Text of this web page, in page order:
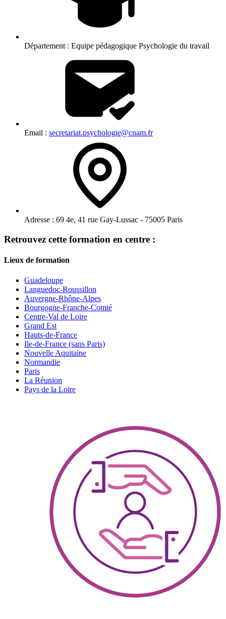
Département : Equipe pédagogique Psychologie du travail
Email : secretariat.psychologie@cnam.fr
Adresse : 69 4e, 41 rue Gay-Lussac - 75005 Paris
Retrouvez cette formation en centre :
Lieux de formation
Guadeloupe
Languedoc-Roussillon
Auvergne-Rhône-Alpes
Bourgogne-Franche-Comté
Centre-Val de Loire
Grand Est
Hauts-de-France
Ile-de-France (sans Paris)
Nouvelle Aquitaine
Normandie
Paris
La Réunion
Pays de la Loire